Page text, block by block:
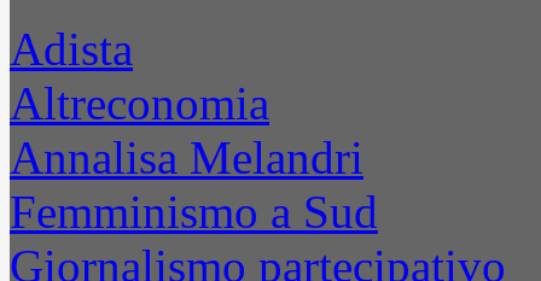
Adista
Altreconomia
Annalisa Melandri
Femminismo a Sud
Giornalismo partecipativo